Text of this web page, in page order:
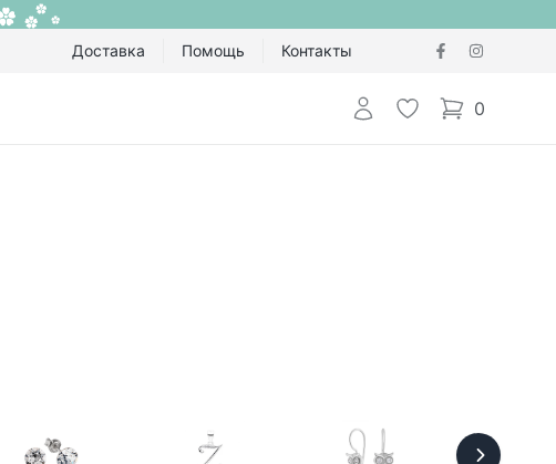
Доставка Помощь Контакты
Авторизоваться
Избранное
0
items in cart,